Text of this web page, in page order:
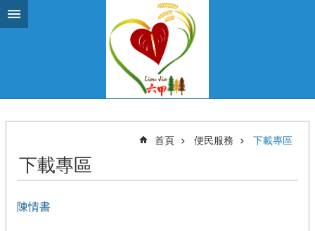
跳到主要內容區塊
首頁 便民服務 下載專區
下載專區
陳情書